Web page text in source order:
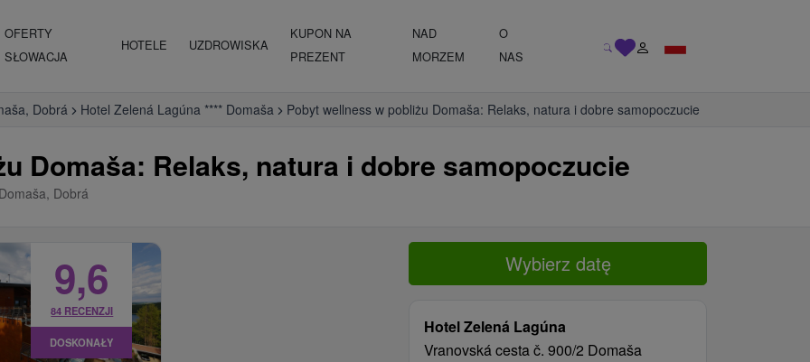
OFERTY
SŁOWACJA
HOTELE UZDROWISKA
KUPON NA
PREZENT
NAD
MORZEM
O
NAS
Dobrá Hotel Zelená Lagúna **** Domaša Pobyt wellness w pobliżu Domaša: Relaks, natura i dobre samopoczucie
Domaša: Relaks, natura i dobre samopoczucie
Dobrá
Wybierz datę
Hotel Zelená Lagúna
Vranovská cesta č. 900/2 Domaša
9,6
84 RECENZJI
DOSKONAŁY